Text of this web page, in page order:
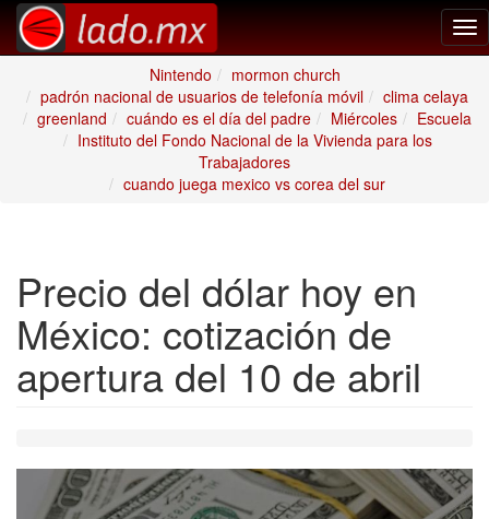
Nintendo
mormon church
padrón nacional de usuarios de telefonía móvil
clima celaya
greenland
cuándo es el día del padre Miércoles
Escuela
Instituto del Fondo Nacional de la Vivienda para los
Trabajadores
cuando juega mexico vs corea del sur
Precio del dólar hoy en
México: cotización de
apertura del 10 de abril